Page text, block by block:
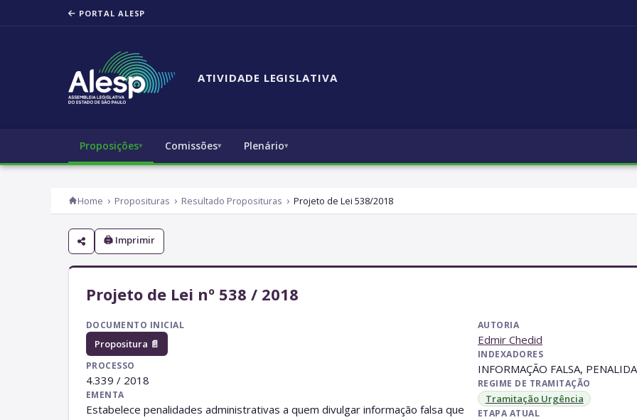
PORTAL ALESP
ATIVIDADE LEGISLATIVA
Proposições Comissões Plenário
Home Proposituras Resultado Proposituras Projeto de Lei 538/2018
🖨 Imprimir
Projeto de Lei nº 538 / 2018
DOCUMENTO INICIAL
Propositura 📄
PROCESSO
4.339 / 2018
EMENTA
Estabelece penalidades administrativas a quem divulgar informação falsa que
AUTORIA
Edmir Chedid
INDEXADORES
INFORMAÇÃO FALSA,
REGIME DE TRAMITAÇÃO
Tramitação Urgência
ETAPA ATUAL